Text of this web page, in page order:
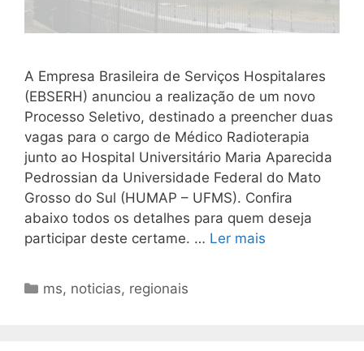
A Empresa Brasileira de Serviços Hospitalares
(EBSERH) anunciou a realização de um novo
Processo Seletivo, destinado a preencher duas
vagas para o cargo de Médico Radioterapia
junto ao Hospital Universitário Maria Aparecida
Pedrossian da Universidade Federal do Mato
Grosso do Sul (HUMAP – UFMS). Confira
abaixo todos os detalhes para quem deseja
participar deste certame. … Ler mais
Categorias
ms, noticias, regionais